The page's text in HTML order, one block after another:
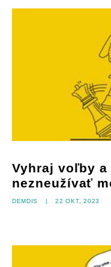
Vyhraj voľby a
nezneužívať
DEMDIS | 22 okt, 2023